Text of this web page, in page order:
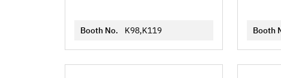
Booth No. K98,K119 Booth